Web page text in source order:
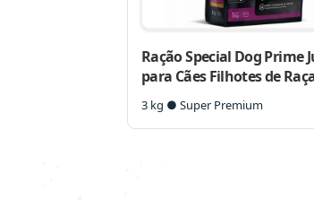
Ração Special Dog Prime
para Cães Filhotes de
Pequenas
3 kg ● Super Premium